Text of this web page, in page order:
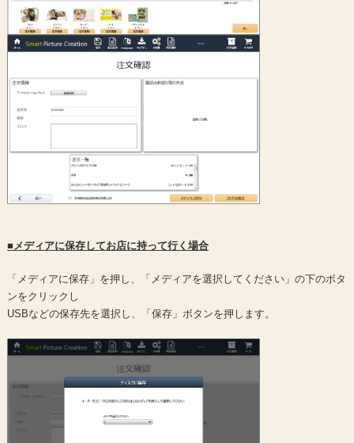
■メディアに保存してお店に持って行く場合
「メディアに保存」を押し、「メディアを選択してください」の下のボタ
ンをクリックし
USBなどの保存先を選択し、「保存」ボタンを押します。